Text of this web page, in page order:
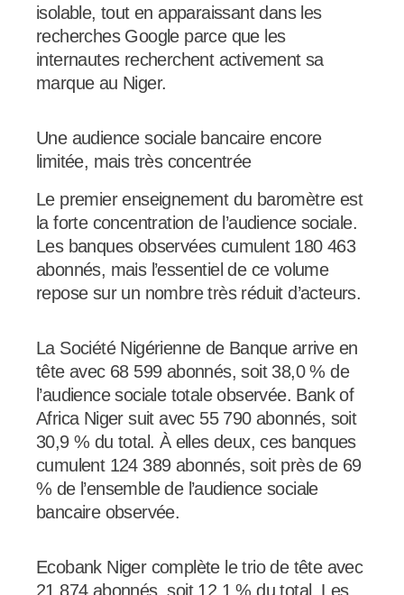
isolable, tout en apparaissant dans les
recherches Google parce que les
internautes recherchent activement sa
marque au Niger.
Une audience sociale bancaire encore
limitée, mais très concentrée
Le premier enseignement du baromètre est
la forte concentration de l’audience sociale.
Les banques observées cumulent 180 463
abonnés, mais l’essentiel de ce volume
repose sur un nombre très réduit d’acteurs.
La Société Nigérienne de Banque arrive en
tête avec 68 599 abonnés, soit 38,0 % de
l’audience sociale totale observée. Bank of
Africa Niger suit avec 55 790 abonnés, soit
30,9 % du total. À elles deux, ces banques
cumulent 124 389 abonnés, soit près de 69
% de l’ensemble de l’audience sociale
bancaire observée.
Ecobank Niger complète le trio de tête avec
21 874 abonnés, soit 12,1 % du total. Les